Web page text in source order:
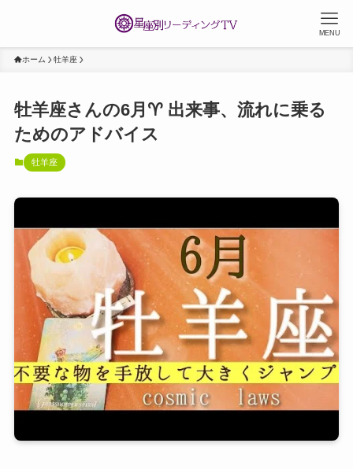
MENU
ホーム 牡羊座
牡羊座さんの6月♈ 出来事、流れに乗る
ためのアドバイス
牡羊座